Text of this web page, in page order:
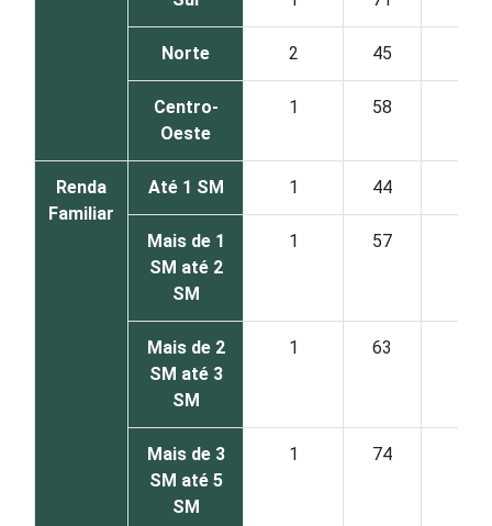
Norte 2 45
Centro-
Oeste
1 58
Renda
Familiar
Até 1 SM 1 44
Mais de 1
SM até 2
SM
1 57
Mais de 2
SM até 3
SM
1 63
Mais de 3
SM até 5
SM
1 74